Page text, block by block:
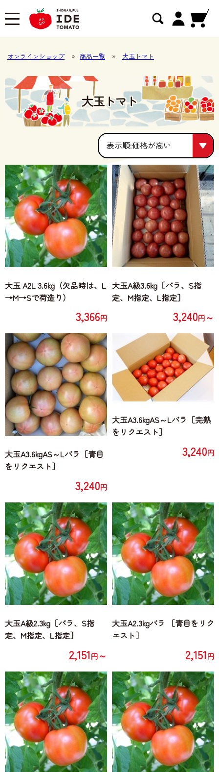
オンラインショップ » 商品一覧 » 大玉トマト
大玉トマト
人気順
価格が安い
価格が高い
価格が高い
大玉 A2L 3.6kg（欠品時は、L
→M→Sで荷造り）
3,366円
大玉A級3.6kg［バラ、S指
定、M指定、L指定］
3,240円～
大玉A3.6kgAS～Lバラ［青目
をリクエスト］
3,240円
大玉A3.6kgAS～Lバラ［完熟
をリクエスト］
3,240円
大玉A級2.3kg［バラ、S指
定、M指定、L指定］
2,151円～
大玉A2.3kgバラ ［青目をリク
エスト］
2,151円